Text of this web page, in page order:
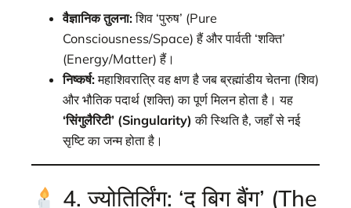
वैज्ञानिक तुलना:शिव ‘पुरुष’ (Pure
Consciousness/Space) हैं और पार्वती ‘शक्ति’
(Energy/Matter) हैं।
निष्कर्ष:महाशिवरात्रि वह क्षण है जब ब्रह्मांडीय चेतना (शिव)
और भौतिक पदार्थ (शक्ति) का पूर्ण मिलन होता है। यह
‘सिंगुलैरिटी’ (Singularity) की स्थिति है, जहाँ से नई
सृष्टि का जन्म होता है।
4. ज्योतिर्लिंग: ‘द बिग बैंग’ (The